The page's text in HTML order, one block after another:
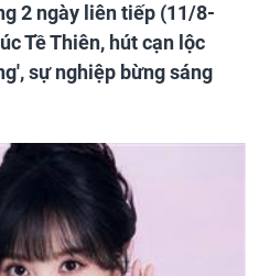
2 ngày liên tiếp (11/8-
Tề Thiên, hút cạn lộc
sự nghiệp bừng sáng